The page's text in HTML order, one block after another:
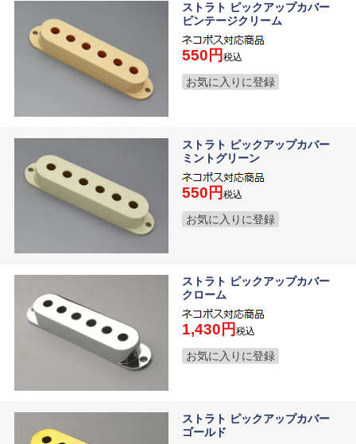
ストラト ピックアップカバー
ビンテージクリーム
550 税込
お気に入りに登録
ストラト ピックアップカバー
ミントグリーン
550 税込
お気に入りに登録
ストラト ピックアップカバー
クローム
1,430 税込
お気に入りに登録
ストラト ピックアップカバー
ゴールド